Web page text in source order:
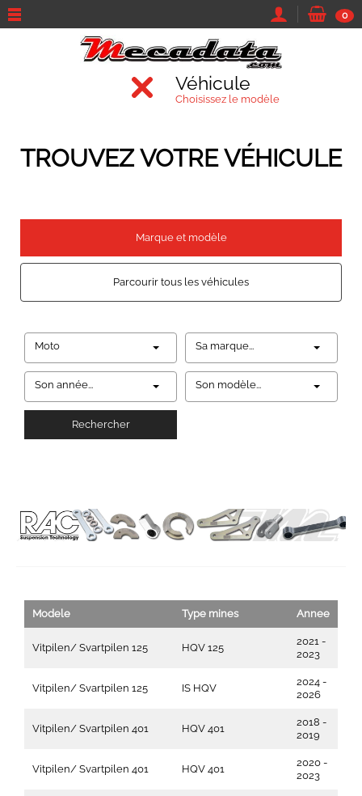
0
Véhicule
Choisissez le modèle
TROUVEZ VOTRE VÉHICULE
Marque et modèle
Parcourir tous les véhicules
Moto Sa marque...
Son année... Son modèle...
Rechercher
Modele Type mines Annee
Vitpilen/ Svartpilen 125 HQV 125
2021 -
2023
Vitpilen/ Svartpilen 125 IS HQV
2024 -
2026
Vitpilen/ Svartpilen 401 HQV 401
2018 -
2019
Vitpilen/ Svartpilen 401 HQV 401
2020 -
2023